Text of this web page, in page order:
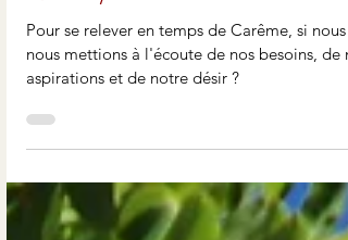
Motivés pour se relever
Pour se relever en temps de Carême, si nous
aspirations et de notre désir ?